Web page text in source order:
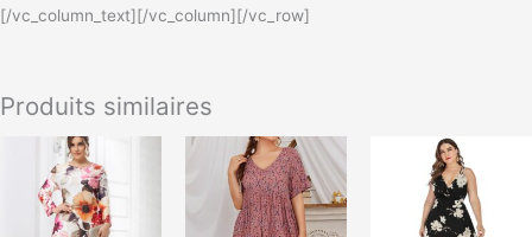
[/vc_column_text][/vc_column][/vc_row]
Produits similaires